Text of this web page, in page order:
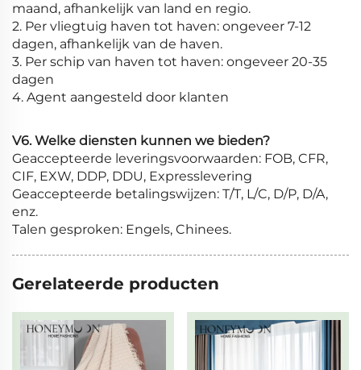
maand, afhankelijk van land en regio.
2. Per vliegtuig haven tot haven: ongeveer 7-12
dagen, afhankelijk van de haven.
3. Per schip van haven tot haven: ongeveer 20-35
dagen
4. Agent aangesteld door klanten
V6. Welke diensten kunnen we bieden?
Geaccepteerde leveringsvoorwaarden: FOB, CFR,
CIF, EXW, DDP, DDU, Expresslevering
Geaccepteerde betalingswijzen: T/T, L/C, D/P, D/A,
enz.
Talen gesproken: Engels, Chinees.
Gerelateerde producten